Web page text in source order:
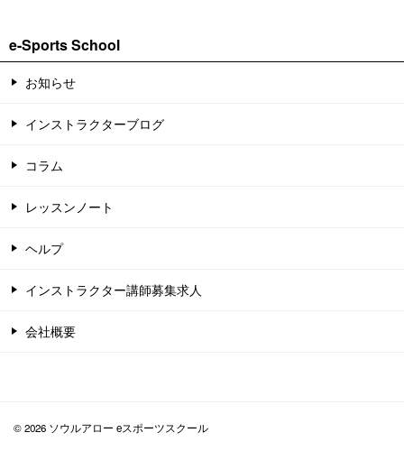
e-Sports School
お知らせ
インストラクターブログ
コラム
レッスンノート
ヘルプ
インストラクター講師募集求人
会社概要
© 2026 ソウルアロー eスポーツスクール